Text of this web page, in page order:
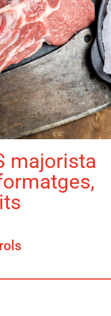
majorista